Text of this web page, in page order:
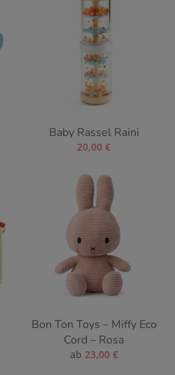
Baby Rassel Raini
20,00€
Bon Ton Toys – Miffy Eco
Cord – Rosa
ab 23,00 €